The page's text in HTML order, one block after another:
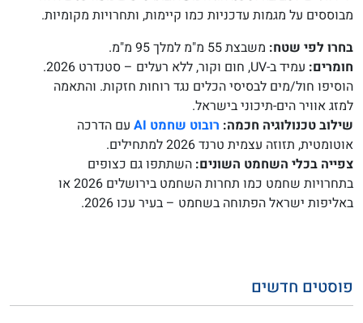
מבוססים על מגמות עדכניות כמו קיימות, ותחרויות מקומיות.
בחרו לפי שטח: משבצת 55 מ"מ למלך 95 מ"מ.
חומרים:
עמיד ב-UV, חום וקור, ללא רעלים – סטנדרט 2026.
הוסיפו חול/מים לבסיסי הכלים נגד רוחות חזקות. והתאמה
למזג אוויר הים-תיכוני בישראל.
שילוב טכנולוגיה חכמה: רובוט שחמט AI
עם הדרכה
אוטומטית, תזוזה עצמית טרנד 2026 למתחילים.
צפייה בכלי השחמט השונים: השתתפו גם כצופים
בתחרויות שחמט כמו תחרות השחמט בירושלים 2026 או
באליפות ישראל הפתוחה בשחמט – בעיר עכו 2026.
פוסטים חדשים